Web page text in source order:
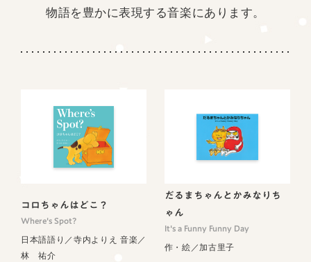
物語を豊かに表現する音楽にあります。
コロちゃんはどこ？
Where's Spot?
日本語語り／寺内よりえ 音楽／
林 祐介
だるまちゃんとかみなりち
ゃん
It's a Funny Funny Day
作・絵／加古里子